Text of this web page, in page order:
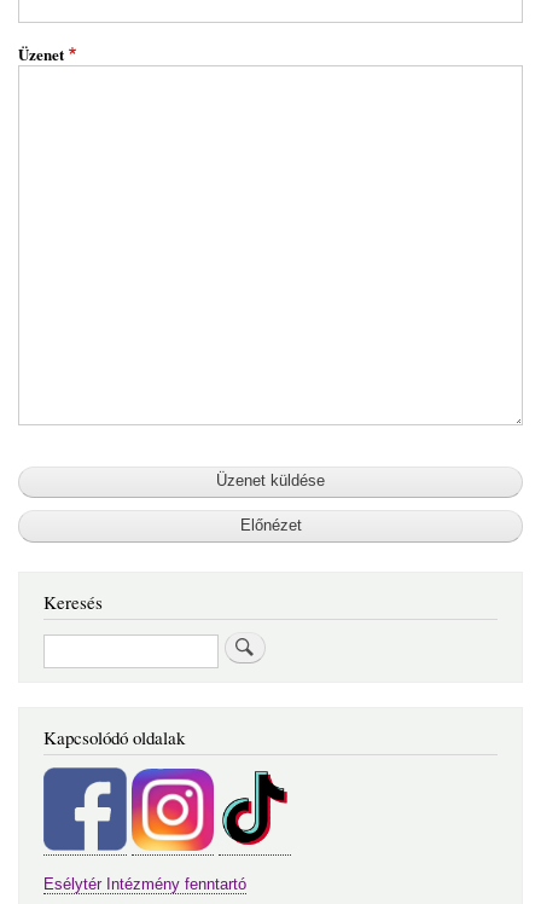
Üzenet
Keresés
Keresés
Kapcsolódó oldalak
Esélytér Intézmény fenntartó